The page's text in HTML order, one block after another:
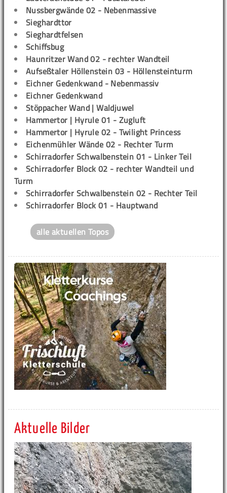
Nussbergwände 02 - Nebenmassive
Sieghardttor
Sieghardtfelsen
Schiffsbug
Haunritzer Wand 02 - rechter Wandteil
Aufseßtaler Höllenstein 03 - Höllensteinturm
Eichner Gedenkwand - Nebenmassiv
Eichner Gedenkwand
Stöppacher Wand | Waldjuwel
Hammertor | Hyrule 01 - Zugluft
Hammertor | Hyrule 02 - Twilight Princess
Eichenmühler Wände 02 - Rechter Turm
Schirradorfer Schwalbenstein 01 - Linker Teil
Schirradorfer Block 02 - rechter Wandteil und
Turm
Schirradorfer Schwalbenstein 02 - Rechter Teil
Schirradorfer Block 01 - Hauptwand
alle aktuellen Topos
Aktuelle Bilder